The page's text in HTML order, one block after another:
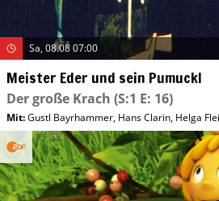
Sa, 08.08 07:00
Meister Eder und sein Pumuckl
Der große Krach (S:1 E: 16)
Mit:Gustl Bayrhammer, Hans Clarin, Helga